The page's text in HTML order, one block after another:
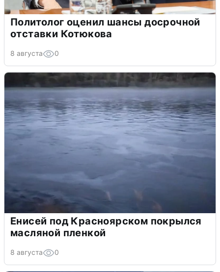
Политолог оценил шансы досрочной
отставки Котюкова
8 августа 0
Енисей под Красноярском покрылся
масляной пленкой
8 августа 0